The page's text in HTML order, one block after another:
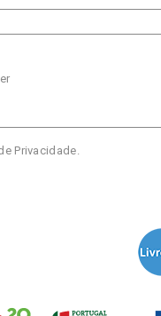
Privacidade.